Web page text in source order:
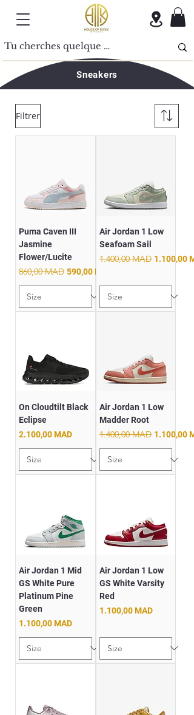
Sneakers
Filtrer
Puma Caven III
Jasmine
Flower/Lucite
Prix original
860,00 MAD Prix promotionnel
590,00 MAD
Air Jordan 1 Low
Seafoam Sail
Prix original
1.400,00 MAD Prix
1.100,00
On Cloudtilt Black
Eclipse
Prix
2.100,00 MAD
Air Jordan 1 Low
Madder Root
Prix original
1.400,00 MAD Prix
1.100,00
Air Jordan 1 Mid
GS White Pure
Platinum Pine
Green
Prix
1.100,00 MAD
Air Jordan 1 Low
GS White Varsity
Red
Prix
1.100,00 MAD